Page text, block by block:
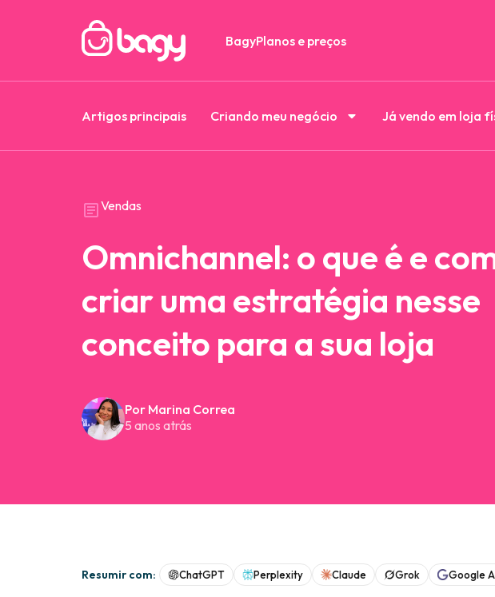
BagyPlanos e preços
Artigos principais Criando meu negócio Já vendo em loja
Vendas
Omnichannel: o que é e
criar uma estratégia nesse
conceito para a sua loja
Por Marina Correa
5 anos atrás
Resumir com: ChatGPT Perplexity Claude Grok Google